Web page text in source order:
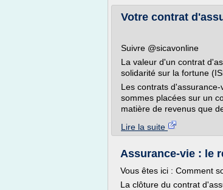
Votre contrat
Suivre @sicavonline
La valeur d'un contrat
solidarité sur la fortune
Les contrats
sommes placées sur un
matière de revenus que
Lire la suite
Assurance-vie : le
Vous êtes ici : Comment
La clôture du contrat